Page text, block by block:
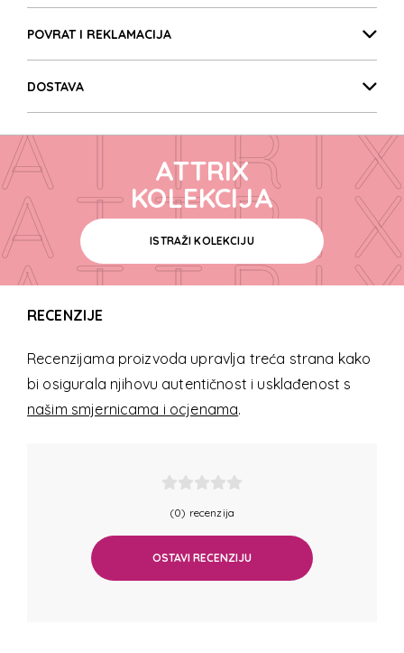
POVRAT I REKLAMACIJA
DOSTAVA
ATTRIX
ATTRIX
ATTRIX
ATTRIX
ATTRIX
ATTRIX
ATTRIX
ATTRIX
ATTRIX
KOLEKCIJA
ISTRAŽI KOLEKCIJU
RECENZIJE
Recenzijama proizvoda upravlja treća strana kako
bi osigurala njihovu autentičnost i usklađenost s
našim smjernicama i ocjenama.
(0) recenzija
OSTAVI RECENZIJU